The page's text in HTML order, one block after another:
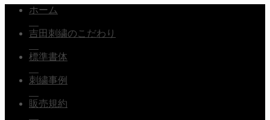
ホーム
吉田刺繍のこだわり
標準書体
刺繍事例
販売規約